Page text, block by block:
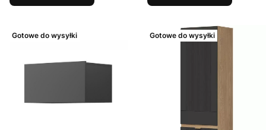
Gotowe do wysyłki Gotowe do wysyłki